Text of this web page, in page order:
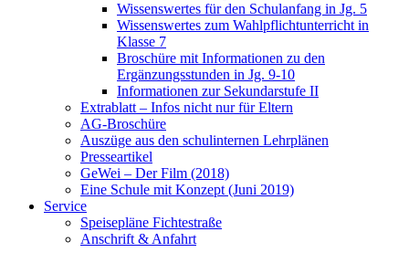
Wissenswertes für den Schulanfang in Jg. 5
Wissenswertes zum Wahlpflichtunterricht in
Klasse 7
Broschüre mit Informationen zu den
Ergänzungsstunden in Jg. 9-10
Informationen zur Sekundarstufe II
Extrablatt – Infos nicht nur für Eltern
AG-Broschüre
Auszüge aus den schulinternen Lehrplänen
Presseartikel
GeWei – Der Film (2018)
Eine Schule mit Konzept (Juni 2019)
Service
Speisepläne Fichtestraße
Anschrift & Anfahrt